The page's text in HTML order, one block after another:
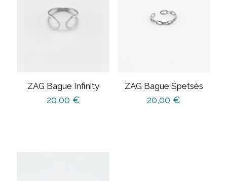
ZAG Bague Infinity
20,00 €
ZAG Bague Spetsès
20,00 €